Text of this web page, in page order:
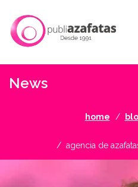
News
home
agencia de